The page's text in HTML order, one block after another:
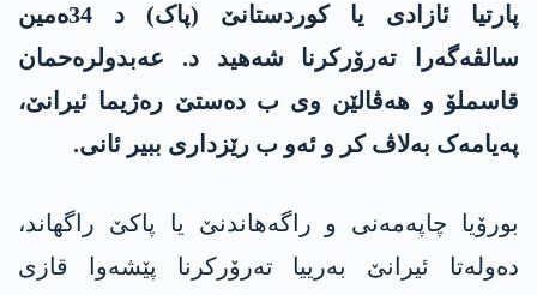
پارتیا ئازادی یا کوردستانێ (پاک) د 34ەمین
سالڤەگەرا تەرۆرکرنا شەهید د. عەبدولرەحمان
قاسملۆ و هەڤالێن وی ب دەستێ رەژیما ئیرانێ،
پەیامەک بەلاڤ کر و ئەو ب رێزداری ببیر ئانی.
بورۆیا چاپەمەنی و راگەهاندنێ یا پاکێ راگهاند،
دەولەتا ئیرانێ بەرییا تەرۆرکرنا پێشەوا قازی